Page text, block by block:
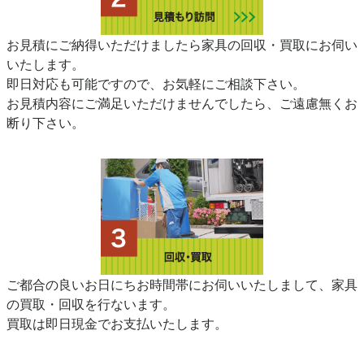
お見積にご納得いただけましたら家具の回収・買取にお伺い
いたします。
即日対応も可能ですので、お気軽にご相談下さい。
お見積内容にご満足いただけませんでしたら、ご遠慮無くお
断り下さい。
ご都合の良いお日にちお時間帯にお伺いいたしまして、家具
の買取・回収を行ないます。
買取は即日現金でお支払いたします。